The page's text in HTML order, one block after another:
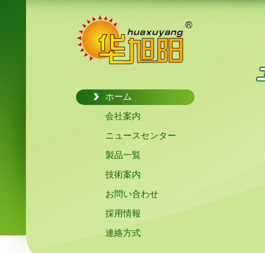
ホーム
会社案内
ニュースセンター
製品一覧
技術案内
お問い合わせ
採用情報
連絡方式